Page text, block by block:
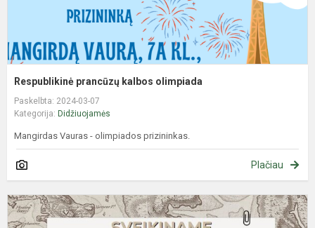
Respublikinė prancūzų kalbos olimpiada
Paskelbta: 2024-03-07
Kategorija: Didžiuojamės
Mangirdas Vauras - olimpiados prizininkas.
Plačiau